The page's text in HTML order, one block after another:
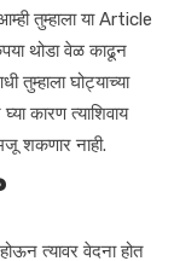
तुम्हाला या Article
थोडा वेळ काढून
तुम्हाला घोट्याच्या
कारण त्याशिवाय
शकणार नाही.
त्यावर वेदना होत